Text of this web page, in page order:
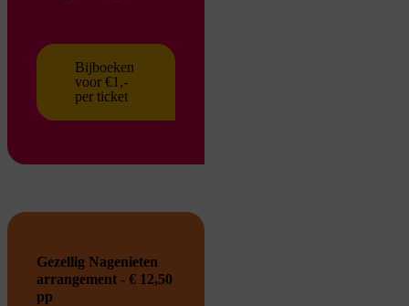
Bijboeken
voor €1,-
per ticket
Gezellig Nagenieten
arrangement - € 12,50
pp